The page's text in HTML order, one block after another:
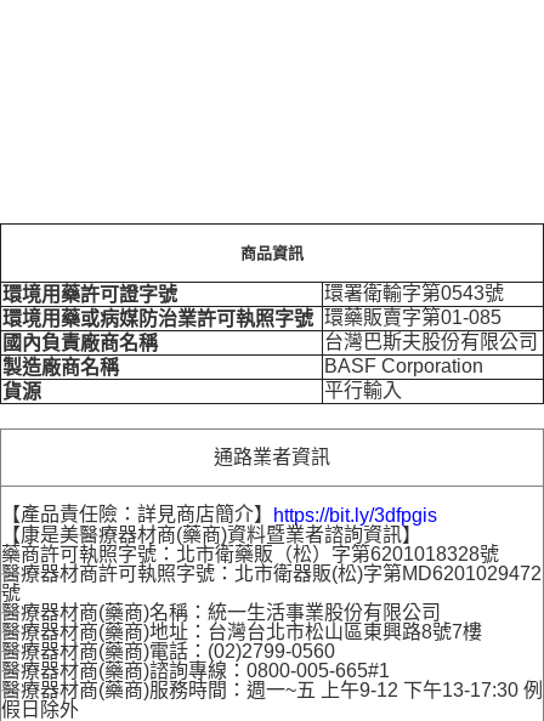
商品資訊
環境用藥許可證字號
環署衛輸字第0543號
環境用藥或病媒防治業許可執照字號 環藥販賣字第01-085
國內負責廠商名稱
台灣巴斯夫股份有限公司
製造廠商名稱
BASF Corporation
貨源
平行輸入
通路業者資訊
【產品責任險：詳見商店簡介】
https://bit.ly/3dfpgis
【康是美醫療器材商(藥商)資料暨業者諮詢資訊】
藥商許可執照字號：北市衛藥販（松）字第6201018328號
醫療器材商許可執照字號：北市衛器販(松)字第MD6201029472
號
醫療器材商(藥商)名稱：統一生活事業股份有限公司
醫療器材商(藥商)地址：台灣台北市松山區東興路8號7樓
醫療器材商(藥商)電話：(02)2799-0560
醫療器材商(藥商)諮詢專線：0800-005-665#1
醫療器材商(藥商)服務時間：週一~五 上午9-12 下午13-17:30 例
假日除外